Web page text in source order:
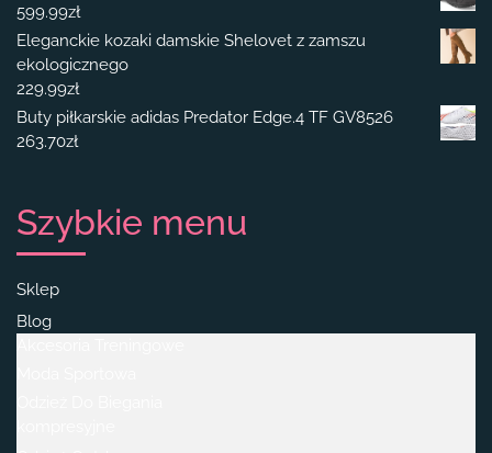
599.99zł
Eleganckie kozaki damskie Shelovet z zamszu
ekologicznego
229.99zł
Buty piłkarskie adidas Predator Edge.4 TF GV8526
263.70zł
Szybkie menu
Sklep
Blog